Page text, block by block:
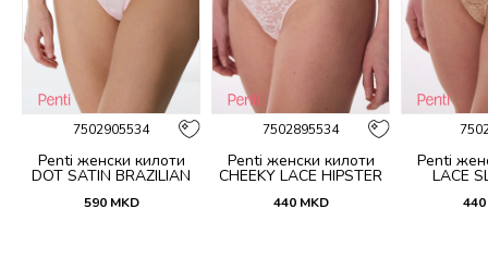
7502905534
Penti женски килоти
DOT SATIN BRAZILIAN
590 MKD
7502895534
Penti женски килоти
CHEEKY LACE HIPSTER
440 MKD
Penti
LACE
440